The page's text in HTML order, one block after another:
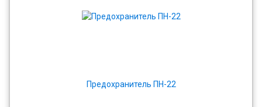
Предохранитель ПН-22